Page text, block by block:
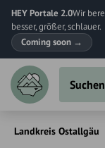
HEY Portale 2.0Wir
besser, größer, schlauer.
Coming soon →
Landkreis Ostallgäu